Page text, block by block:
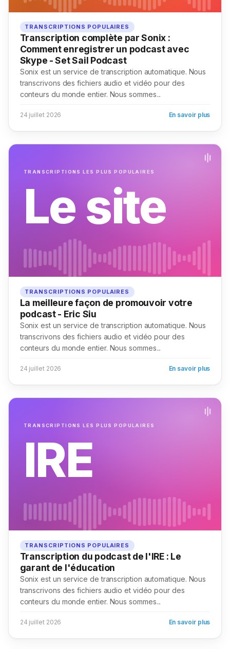
TRANSCRIPTIONS POPULAIRES
Transcription complète par Sonix :
Comment enregistrer un podcast avec
Skype - Set Sail Podcast
Sonix est un service de transcription automatique. Nous
transcrivons des fichiers audio et vidéo pour des
conteurs du monde entier. Nous sommes...
24 juillet 2026 En savoir plus
TRANSCRIPTIONS LES PLUS POPULAIRES
Le site
TRANSCRIPTIONS POPULAIRES
La meilleure façon de promouvoir votre
podcast - Eric Siu
Sonix est un service de transcription automatique. Nous
transcrivons des fichiers audio et vidéo pour des
conteurs du monde entier. Nous sommes...
24 juillet 2026 En savoir plus
TRANSCRIPTIONS LES PLUS POPULAIRES
IRE
TRANSCRIPTIONS POPULAIRES
Transcription du podcast de l'IRE : Le
garant de l'éducation
Sonix est un service de transcription automatique. Nous
transcrivons des fichiers audio et vidéo pour des
conteurs du monde entier. Nous sommes...
24 juillet 2026 En savoir plus